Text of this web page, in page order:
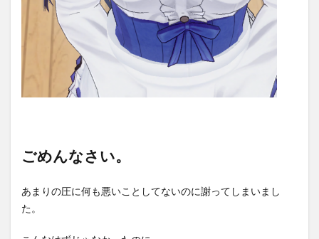
ごめんなさい。
あまりの圧に何も悪いことしてないのに謝ってしまいまし
た。